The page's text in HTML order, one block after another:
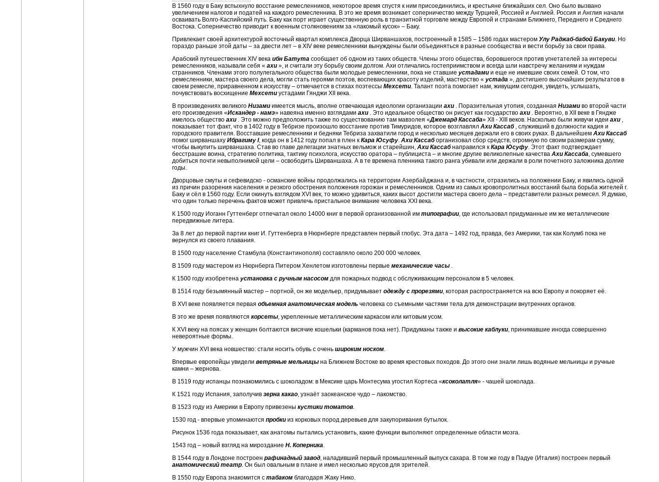
В 1560 году в Баку вспыхнуло восстание ремесленников, некоторое время спустя к ним присоединились, и крестьяне ближайших сел. Оно было вызвано
увеличением налогов и податей на каждого ремесленника. В это же время возникает соперничество между Турцией, Россией и Англией. Россия и Англия начали
осваивать Волго-Каспийский путь. Баку как порт играет существенную роль в транзитной торговле между Европой и странами Ближнего, Переднего и Среднего
Востока. Соперничество приводит к военным столкновениям за «лакомый кусок» – Баку.
Привлекает своей архитектурой восточный квартал комплекса Дворца Ширваншахов, построенный в 1585 – 1586 годах мастером Улу Раджаб-бабой Бакуви. Но
гораздо раньше этой даты – за двести лет – в XIV веке ремесленники вынуждены были объединяться в разные сообщества и вести борьбу за свои права.
Арабский путешественник XIV века ибн Батута сообщает об одном из таких обществ. Члены этого общества, боровшегося против угнетателей за интересы
ремесленников, называли себя « ахи », и считали эту борьбу своим долгом. Ахи отличались гостеприимством и всегда шли навстречу желаниям и нуждам
странников. Членами этого полулегального общества были молодые ремесленники, пока не ставшие устадами и еще не имевшие своих семей. О том, что
ремесленники, мастера своего дела, могли стать героями поэтов, воспевающих красоту изделий, мастерство « устада », достигшего высочайших результатов в
своем ремесле, приравненном к искусству – отмечается в стихах поэтессы Мехсети. Талант поэта помогает нам, живущим сегодня, увидеть, услышать,
почувствовать восхищение Мехсети устадами Гянджи XII века.
В произведениях великого Низами имеется мысль, вполне отвечающая идеологии организации ахи . Поразительная утопия, созданная Низами во второй части
его произведения «Искандер - намэ» навеяна именно взглядами ахи . Это идеальное общество он рисует как государство ахи . Вероятно, в XII веке в Гяндже
имелось общество ахи . Это можно предположить также по существованию там мавзолея «Джемард Кассаба» XII - XIII веков. Насколько были живучи идеи ахи ,
показывает тот факт, что в 1402 году в Тебризе произошло восстание против Тимуридов, которое возглавлял Ахи Кассаб , служивший в должности кадия и
городского правителя. Восставшие ремесленники и бедняки Тебриза захватили город и несколько месяцев держали его в своих руках. В дальнейшем Ахи Кассаб
помог ширваншаху Ибрагиму I, когда он в 1412 году попал в плен к Кара Юсуфу. Ахи Кассаборганизовал сбор средств, огромную по своим размерам сумму,
чтобы выкупить ширваншаха. Став во главе делегации знатных вельмож и старейшин, Ахи Кассабнаправился к Кара Юсуфу. Этот факт подтверждает
бесстрашие воина, стратегию политика, тактику психолога, искусство оратора – публициста – и многие другие великолепные качества Ахи Кассаба, сумевшего
добиться почти невыполнимой цели – освободить Ширваншаха. А в те времена пленника такого ранга убивали или держали в роли почетного заложника долгие
годы.
Дворцовые смуты и сефевидско - османские войны продолжались на территории Азербайджана и, в частности, отразились на положении Баку, и явились одной
из причин разорения населения и резкого обострения положения горожан и ремесленников. Одним из самых кровопролитных восстаний была борьба жителей г.
Баку и сёл в 1560 году. Если окинуть взглядом XVI век, то можно удивиться, каких высот достигли мастера своего дела – представители разных ремесел. Я думаю,
что один только перечень фактов может привлечь пристальное внимание человека XXI века.
К 1500 году Иоганн Гуттенберг отпечатал около 14000 книг в первой организованной им типографии, где использовал придуманные им же металлические
передвижные литера.
За 8 лет до первой партии книг И. Гуттенберга в Нюрнберге представлен первый глобус. Эта дата – 1492 год, правда, без Америки, так как Колумб пока не
вернулся из своего плавания.
В 1500 году население Стамбула (Константинополя) составляло около 200 000 человек.
В 1509 году мастером из Нюрнберга Питером Хенлетом изготовлены первые механические часы .
К 1500 году изобретена установка с ручным насосом для пожарных подвод с обслуживающим персоналом в 5 человек.
В 1514 году безымянный мастер – портной, он же модельер, придумывает одежду с прорезями, которая распространяется на всю Европу и покоряет её.
В XVI веке появляется первая объемная анатомическая модель человека со съемными частями тела для демонстрации внутренних органов.
В это же время появляются корсеты, укрепленные металлическим каркасом или китовым усом.
К XVI веку на поясах у женщин болтаются висячие кошельки (карманов пока нет). Придуманы также и высокие каблуки, принимавшие иногда совершенно
невероятные формы.
У мужчин XVI века новшество: стали носить обувь с очень широким носком.
Впервые европейцы увидели ветряные мельницы на Ближнем Востоке во время крестовых походов. До этого они знали лишь водяные мельницы и ручные
камни – жернова.
В 1519 году испанцы познакомились с шоколадом: в Мексике царь Монтесума угостил Кортеса «ксоколатля» - чашей шоколада.
К 1521 году Испания, заполучив зерна какао, узнаёт заокеанское чудо – лакомство.
В 1523 году из Америки в Европу привезены кустики томатов.
1530 год - впервые упоминаются пробки из корковых пород деревьев для закупоривания бутылок.
Рисунок 1536 года показывает, как анатомы пытались установить, какие функции выполняют определенные области мозга.
1543 год – новый взгляд на мироздание Н. Коперника.
В 1544 году в Лондоне построен рафинадный завод, наладивший первый промышленный выпуск сахара. В том же году в Падуе (Италия) построен первый
анатомический театр. Он был овальным в плане и имел несколько ярусов для зрителей.
В 1550 году Европа знакомится с табаком благодаря Жаку Нико.